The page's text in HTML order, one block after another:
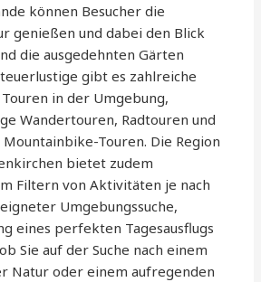
können Besucher die
genießen und dabei den Blick
die ausgedehnten Gärten
gibt es zahlreiche
in der Umgebung,
Wandertouren, Radtouren und
Touren. Die Region
bietet zudem
Filtern von Aktivitäten je nach
Umgebungssuche,
eines perfekten Tagesausflugs
Sie auf der Suche nach einem
Natur oder einem aufregenden